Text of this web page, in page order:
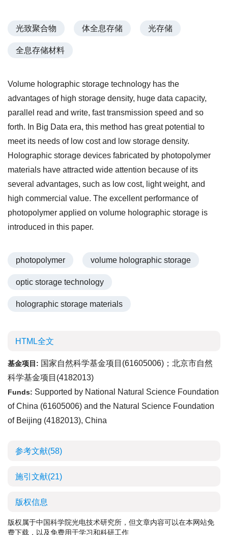
光致聚合物 体全息存储 光存储
全息存储材料
Volume holographic storage technology has the
advantages of high storage density, huge data capacity,
parallel read and write, fast transmission speed and so
forth. In Big Data era, this method has great potential to
meet its needs of low cost and low storage density.
Holographic storage devices fabricated by photopolymer
materials have attracted wide attention because of its
several advantages, such as low cost, light weight, and
high commercial value. The excellent performance of
photopolymer applied on volume holographic storage is
introduced in this paper.
photopolymer volume holographic storage
optic storage technology
holographic storage materials
HTML全文
基金项目: 国家自然科学基金项目(61605006)；北京市自然
科学基金项目(4182013)
Funds: Supported by National Natural Science Foundation
of China (61605006) and the Natural Science Foundation
of Beijing (4182013), China
参考文献(58)
施引文献(21)
版权信息
版权属于中国科学院光电技术研究所，但文章内容可以在本网站免
费下载，以及免费用于学习和科研工作